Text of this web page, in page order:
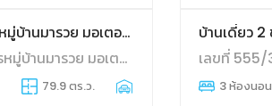
บ้านเดี่ยวชั้นเดียว โครงการหมู่บ้านมารวย มอเตอร์เวย์
ที่ตั้ง:เลขที่ 64/117 โครงการหมู่บ้านมารวย มอเตอร์เวย์ ถนนมอเตอร์เวย์
79.9 ตร.ว. 3 ห้องนอน